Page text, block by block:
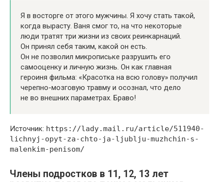
Я в восторге от этого мужчины. Я хочу стать такой,
когда вырасту. Ваня смог то, на что некоторые
люди тратят три жизни из своих реинкарнаций.
Он принял себя таким, какой он есть.
Он не позволил микропиське разрушить его
самооценку и личную жизнь. Он как главная
героиня фильма: «Красотка на всю голову» получил
черепно-мозговую травму и осознал, что дело
не во внешних параметрах. Браво!
Источник: https://lady.mail.ru/article/511940-
lichnyj-opyt-za-chto-ja-ljublju-muzhchin-s-
malenkim-penisom/
Члены подростков в 11, 12, 13 лет